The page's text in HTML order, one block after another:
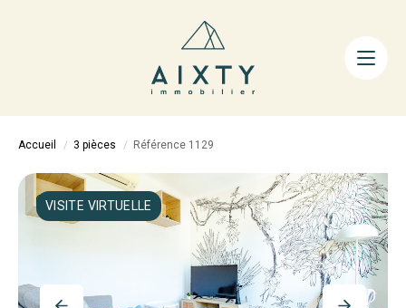
ACHETER
LA MÉTHODE
AIXTY & VOUS
Nos Agences
Nos Équipes
Accueil 3 pièces Référence 1129
VISITE VIRTUELLE